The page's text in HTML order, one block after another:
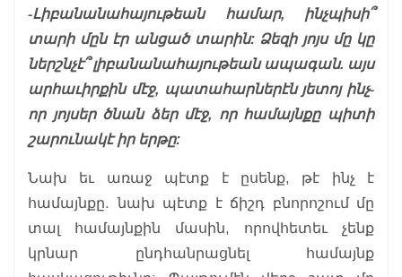
-Լիբանանահայութեան համար, ինչպիսի՞
տարի մըն էր անցած տարին: Ձեզի յոյս մը կը
ներշնչէ՞ լիբանանահայութեան ապագան. այս
արհաւիրքին մէջ, պատահարներէն յետոյ ինչ-
որ յոյսեր ծնան ձեր մէջ, որ համայնքը պիտի
շարունակէ իր երթը:
Նախ եւ առաջ պէտք է ըսենք, թէ ինչ է
համայնքը. նախ պէտք է ճիշդ բնորոշում մը
տալ համայնքին մասին, որովհետեւ չենք
կրնար ընդհանրացնել համայնք